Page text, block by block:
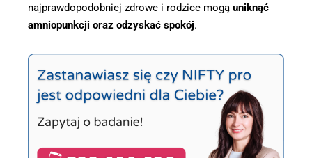
najprawdopodobniej zdrowe i rodzice mogą uniknąć
amniopunkcji oraz odzyskać spokój.